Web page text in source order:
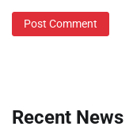
Recent News